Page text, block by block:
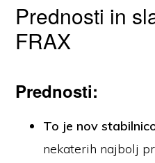
Prednosti in
FRAX
Prednosti:
To je nov
nekaterih najbolj